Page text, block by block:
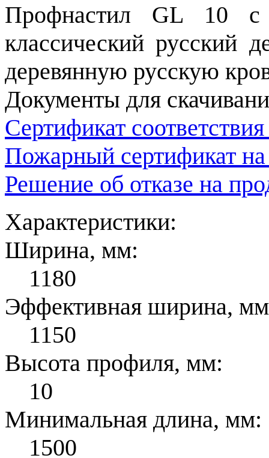
Профнастил GL 10 с
классический русский
деревянную русскую
Документы для
Сертификат
Пожарный сертификат
Решение об отказе на
Характеристики:
Ширина, мм:
1180
Эффективная ширина,
1150
Высота профиля, мм:
10
Минимальная длина, мм:
1500